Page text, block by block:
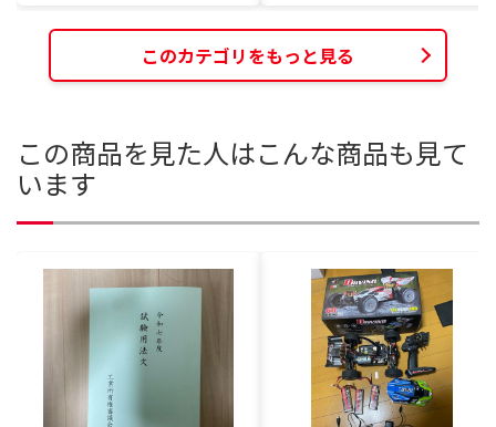
このカテゴリをもっと見る
この商品を見た人はこんな商品も見て
います